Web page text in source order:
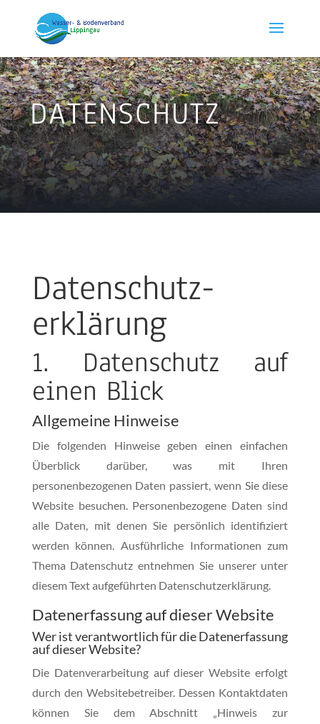
DATENSCHUTZ
Datenschutz­
erklärung
1. Datenschutz auf
einen Blick
Allgemeine Hinweise
Die folgenden Hinweise geben einen einfachen
Überblick darüber, was mit Ihren
personenbezogenen Daten passiert, wenn Sie diese
Website besuchen. Personenbezogene Daten sind
alle Daten, mit denen Sie persönlich identifiziert
werden können. Ausführliche Informationen zum
Thema Datenschutz entnehmen Sie unserer unter
diesem Text aufgeführten Datenschutzerklärung.
Datenerfassung auf dieser Website
Wer ist verantwortlich für die Datenerfassung
auf dieser Website?
Die Datenverarbeitung auf dieser Website erfolgt
durch den Websitebetreiber. Dessen Kontaktdaten
können Sie dem Abschnitt „Hinweis zur